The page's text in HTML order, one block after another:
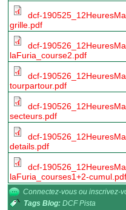
dcf-
grille.pdf
dcf-
laFuria_course2.pdf
dcf-
tourpartour.pdf
dcf-
secteurs.pdf
dcf-
details.pdf
dcf-
laFuria_courses1+2-cumul.pdf
Connectez-vous ou inscrivez-
Tags Blog: DCF Pista